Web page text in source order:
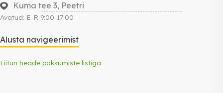
Kuma tee 3, Peetri
Avatud: E-R 9:00-17:00
Alusta navigeerimist
Liitun heade pakkumiste listiga